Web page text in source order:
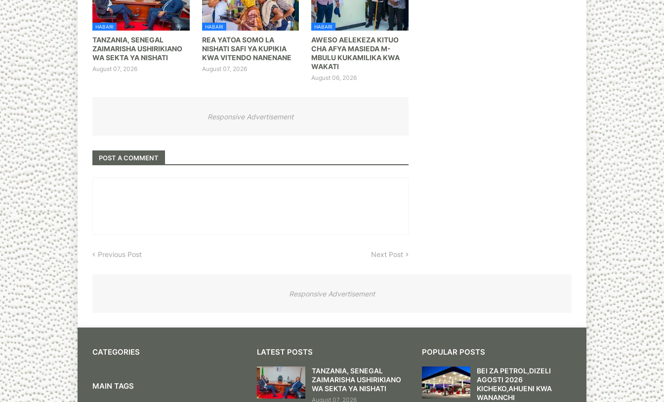
HABARI
TANZANIA, SENEGAL
ZAIMARISHA USHIRIKIANO
WA SEKTA YA NISHATI
August 07, 2026
HABARI
REA YATOA SOMO LA
NISHATI SAFI YA KUPIKIA
KWA VITENDO NANENANE
August 07, 2026
HABARI
AWESO AELEKEZA KITUO
CHA AFYA MASIEDA M-
MBULU KUKAMILIKA KWA
WAKATI
August 06, 2026
Responsive Advertisement
POST A COMMENT
Previous Post Next Post
Responsive Advertisement
CATEGORIES
MAIN TAGS
LATEST POSTS
TANZANIA, SENEGAL
ZAIMARISHA USHIRIKIANO
WA SEKTA YA NISHATI
August 07, 2026
POPULAR POSTS
BEI ZA PETROL,DIZELI
AGOSTI 2026
KICHEKO,AHUENI KWA
WANANCHI